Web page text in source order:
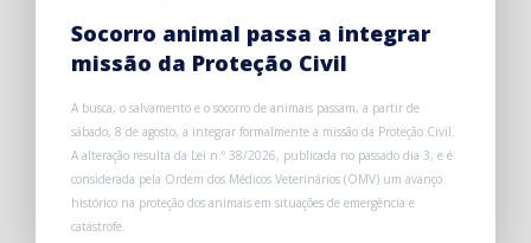
Socorro animal passa a integrar
missão da Proteção Civil
A busca, o salvamento e o socorro de animais passam, a partir de
sábado, 8 de agosto, a integrar formalmente a missão da Proteção Civil.
A alteração resulta da Lei n.º 38/2026, publicada no passado dia 3, e é
considerada pela Ordem dos Médicos Veterinários (OMV) um avanço
histórico na proteção dos animais em situações de emergência e
catástrofe.